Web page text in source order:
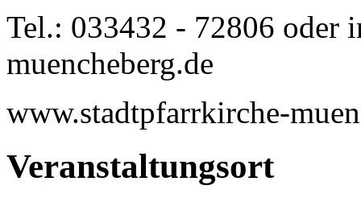
Tel.: 033432 - 72806 oder
muencheberg.de
www.stadtpfarrkirche-
Veranstaltungsort